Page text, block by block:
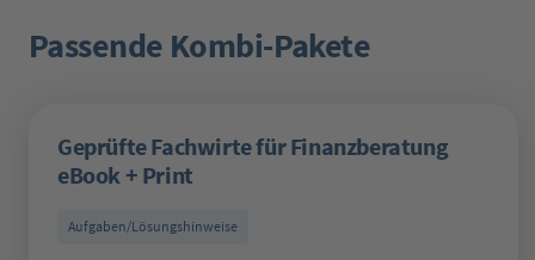
Produktgalerie überspringen
Passende Kombi-Pakete
Geprüfte Fachwirte für Finanzberatung
eBook + Print
Aufgaben/Lösungshinweise